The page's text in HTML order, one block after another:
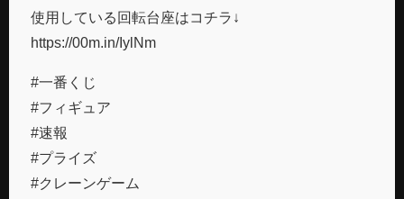
使用している回転台座はコチラ↓
https://00m.in/IylNm
#一番くじ
#フィギュア
#速報
#プライズ
#クレーンゲーム